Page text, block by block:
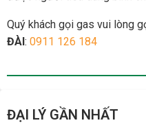
Quý khách gọi gas vui lòng
ĐÀI: 0911 126 184
ĐẠI LÝ GẦN NHẤT